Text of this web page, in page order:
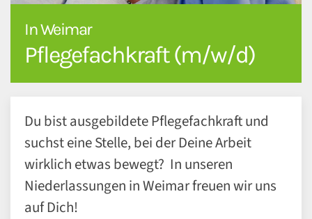
In Weimar
Pflegefachkraft (m/w/d)
Du bist ausgebildete Pflegefachkraft und
suchst eine Stelle, bei der Deine Arbeit
wirklich etwas bewegt? In unseren
Niederlassungen in Weimar freuen wir uns
auf Dich!